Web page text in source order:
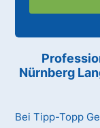
Nürnberg
Bei Tipp-Topp